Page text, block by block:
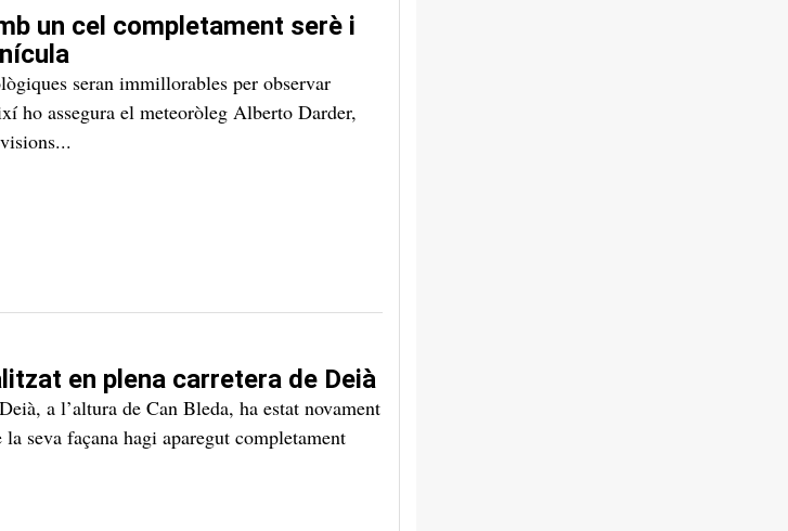
un cel completament serè i
seran immillorables per observar
ho assegura el meteoròleg Alberto Darder,
en plena carretera de Deià
a l’altura de Can Bleda, ha estat novament
seva façana hagi aparegut completament